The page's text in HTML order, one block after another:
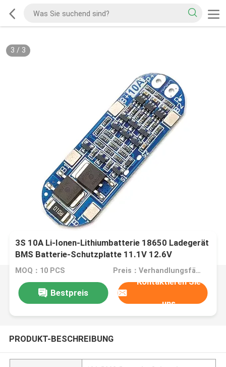
3 / 3
3S 10A Li-Ionen-Lithiumbatterie 18650 Ladegerät
BMS Batterie-Schutzplatte 11.1V 12.6V
MOQ：10 PCS Preis：Verhandlungsfähig
Bestpreis
Kontaktieren Sie
uns
PRODUKT-BESCHREIBUNG